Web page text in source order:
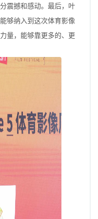
震撼和感动。最后，叶
够纳入到这次体育影像
量，能够靠更多的、更